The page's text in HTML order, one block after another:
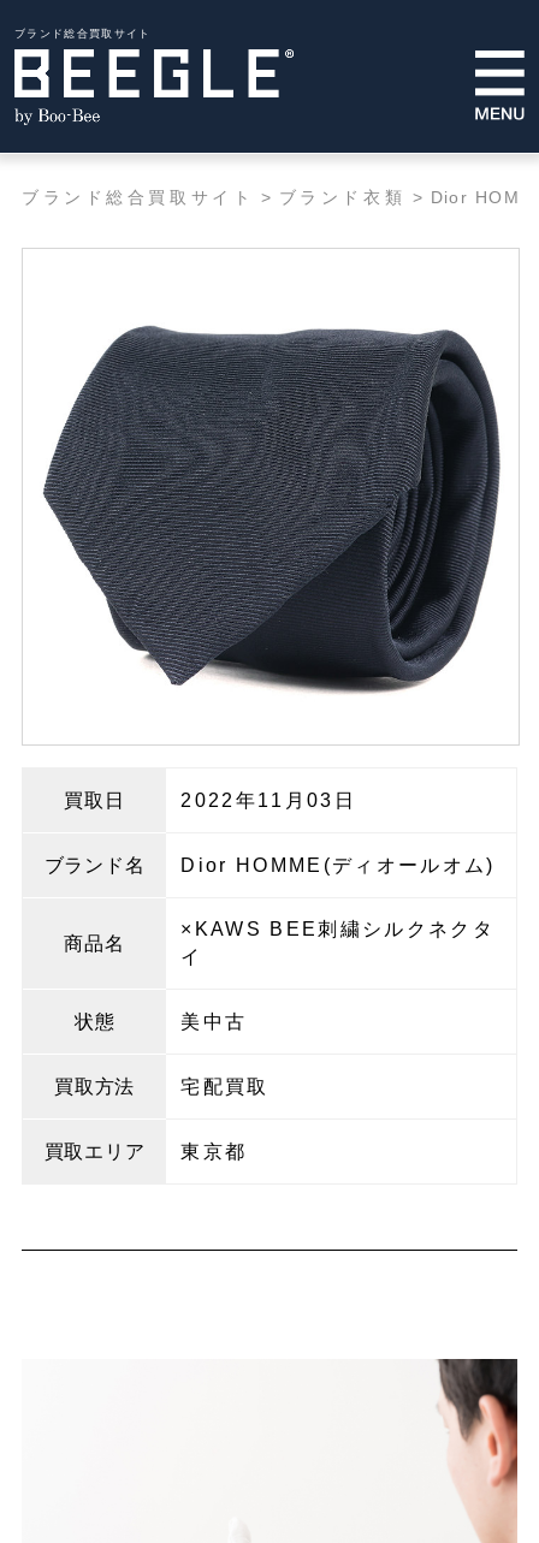
ブランド総合買取サイト
ブランド総合買取サイト > ブランド衣類 > Dior
買取日 2022年11月03日
ブランド名 Dior HOMME(ディオールオム)
商品名
×KAWS BEE刺繍シルクネクタ
イ
状態 美中古
買取方法 宅配買取
買取エリア 東京都